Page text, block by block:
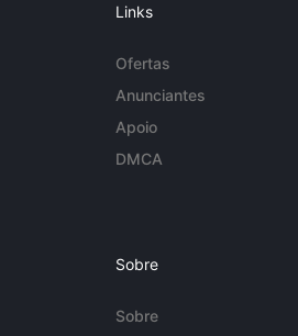
Links
Ofertas
Anunciantes
Apoio
DMCA
Sobre
Sobre